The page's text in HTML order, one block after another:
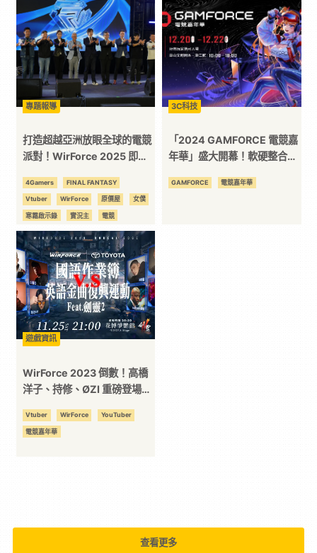
戲
｜
動
漫
二
次
元
｜
3C
科
技
專題報導
打造超越亞洲放眼全球的電競
派對！WirForce 2025 即刻
4Gamers FINAL FANTASY
Vtuber WirForce 原價屋 女僕
寒霜啟示錄 實況主 電競
電競嘉年華
3C科技
「2024 GAMFORCE 電競嘉
年華」盛大開幕！軟硬整合、
可能電競生態圈
GAMFORCE 電競嘉年華
遊戲資訊
WirForce 2023 倒數！高橋
洋子、持修、ØZI 重磅登場！
血夜晚
Vtuber WirForce YouTuber
電競嘉年華
查看更多